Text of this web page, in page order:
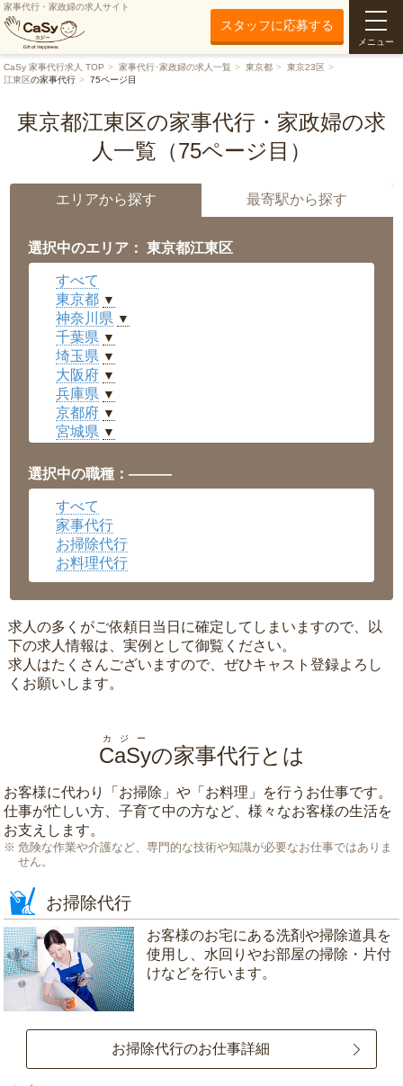
家事代行・家政婦の求人サイト
スタッフに応募する
メニュー
CaSy 家事代行求人 TOP 家事代行･家政婦の求人一覧 東京都
東京23区
江東区の家事代行 75ページ目
東京都江東区の家事代行・家政婦の求
人一覧（75ページ目）
エリアから探す 最寄駅から探す
選択中のエリア： 東京都江東区
すべて
東京都 ▼
神奈川県 ▼
千葉県 ▼
埼玉県 ▼
大阪府 ▼
兵庫県 ▼
京都府 ▼
宮城県 ▼
福井県 ▼
岡山県 ▼
広島県
沖縄県 ▼
選択中の職種：———
すべて
家事代行
お掃除代行
お料理代行
求人の多くがご依頼日当日に確定してしまいますので、以
下の求人情報は、実例として御覧ください。
求人はたくさんございますので、ぜひキャスト登録よろし
くお願いします。
CaSy
カジー
の家事代行とは
お客様に代わり「 お掃除 」や「 お料理 」を行うお仕事です。
仕事が忙しい方、子育て中の方など、様々なお客様の生活を
お支えします。
危険な作業や介護など、専門的な技術や知識が必要なお仕事ではありま
せん。
お掃除代行
お客様のお宅にある洗剤や掃除道具を
使用し、水回りやお部屋の掃除・片付
けなどを行います。
お掃除代行のお仕事詳細